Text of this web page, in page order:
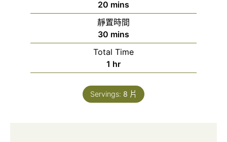
20 minutes
mins
靜置時間
30 minutes
mins
Total Time
1 hour
hr
Servings: 8 片